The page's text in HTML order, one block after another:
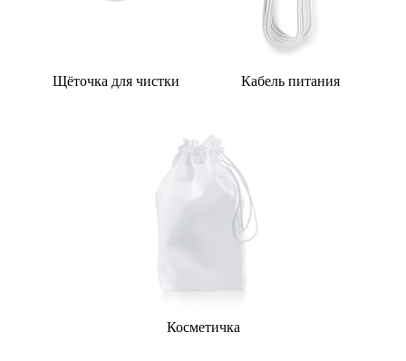
Щёточка для чистки Кабель питания
Косметичка